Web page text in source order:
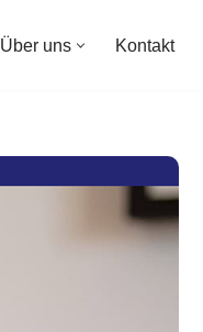
Über uns Kontakt